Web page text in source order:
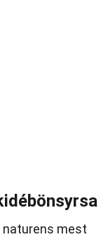
naturens mest